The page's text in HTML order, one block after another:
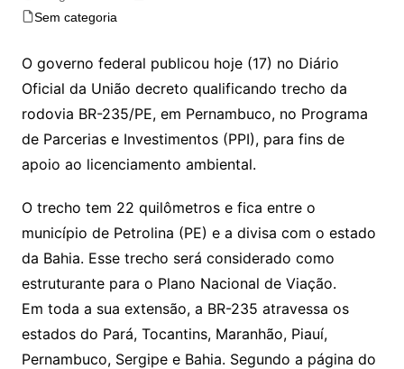
Sem categoria
O governo federal publicou hoje (17) no Diário
Oficial da União decreto qualificando trecho da
rodovia BR-235/PE, em Pernambuco, no Programa
de Parcerias e Investimentos (PPI), para fins de
apoio ao licenciamento ambiental.
O trecho tem 22 quilômetros e fica entre o
município de Petrolina (PE) e a divisa com o estado
da Bahia. Esse trecho será considerado como
estruturante para o Plano Nacional de Viação.
Em toda a sua extensão, a BR-235 atravessa os
estados do Pará, Tocantins, Maranhão, Piauí,
Pernambuco, Sergipe e Bahia. Segundo a página do